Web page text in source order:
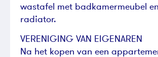
wastafel met badkamermeubel
radiator.
VERENIGING VAN EIGENAREN
Na het kopen van een